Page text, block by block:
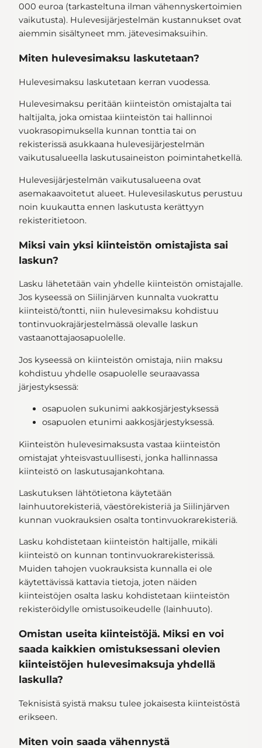
000 euroa (tarkasteltuna ilman vähennyskertoimien
vaikutusta). Hulevesijärjestelmän kustannukset ovat
aiemmin sisältyneet mm. jätevesimaksuihin.
Miten hulevesimaksu laskutetaan?
Hulevesimaksu laskutetaan kerran vuodessa.
Hulevesimaksu peritään kiinteistön omistajalta tai
haltijalta, joka omistaa kiinteistön tai hallinnoi
vuokrasopimuksella kunnan tonttia tai on
rekisterissä asukkaana hulevesijärjestelmän
vaikutusalueella laskutusaineiston poimintahetkellä.
Hulevesijärjestelmän vaikutusalueena ovat
asemakaavoitetut alueet. Hulevesilaskutus perustuu
noin kuukautta ennen laskutusta kerättyyn
rekisteritietoon.
Miksi vain yksi kiinteistön omistajista sai
laskun?
Lasku lähetetään vain yhdelle kiinteistön omistajalle.
Jos kyseessä on Siilinjärven kunnalta vuokrattu
kiinteistö/tontti, niin hulevesimaksu kohdistuu
tontinvuokrajärjestelmässä olevalle laskun
vastaanottajaosapuolelle.
Jos kyseessä on kiinteistön omistaja, niin maksu
kohdistuu yhdelle osapuolelle seuraavassa
järjestyksessä:
osapuolen sukunimi aakkosjärjestyksessä
osapuolen etunimi aakkosjärjestyksessä.
Kiinteistön hulevesimaksusta vastaa kiinteistön
omistajat yhteisvastuullisesti, jonka hallinnassa
kiinteistö on laskutusajankohtana.
Laskutuksen lähtötietona käytetään
lainhuutorekisteriä, väestörekisteriä ja Siilinjärven
kunnan vuokrauksien osalta tontinvuokrarekisteriä.
Lasku kohdistetaan kiinteistön haltijalle, mikäli
kiinteistö on kunnan tontinvuokrarekisterissä.
Muiden tahojen vuokrauksista kunnalla ei ole
käytettävissä kattavia tietoja, joten näiden
kiinteistöjen osalta lasku kohdistetaan kiinteistön
rekisteröidylle omistusoikeudelle (lainhuuto).
Omistan useita kiinteistöjä. Miksi en voi
saada kaikkien omistuksessani olevien
kiinteistöjen hulevesimaksuja yhdellä
laskulla?
Teknisistä syistä maksu tulee jokaisesta kiinteistöstä
erikseen.
Miten voin saada vähennystä